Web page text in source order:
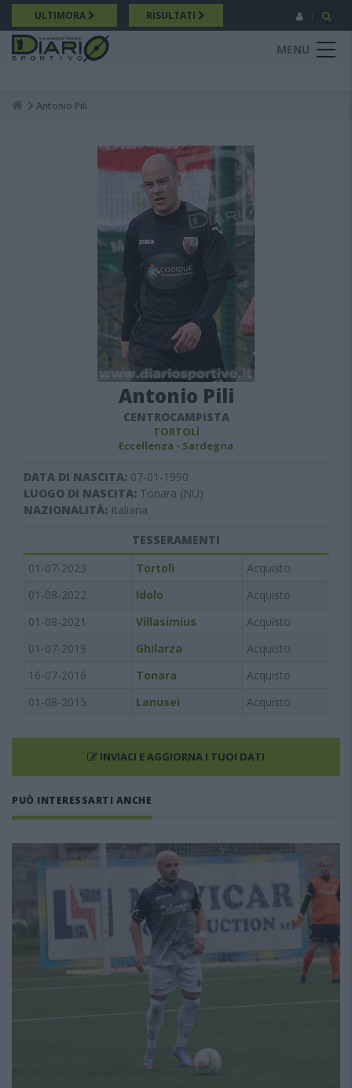
Salta
al
contenuto
principale
ULTIMORA RISULTATI
MENU
Breadcrumb
Antonio Pili
Antonio Pili
CENTROCAMPISTA
TORTOLÌ
Eccellenza - Sardegna
DATA DI NASCITA: 07-01-1990
LUOGO DI NASCITA: Tonara (NU)
NAZIONALITÀ: Italiana
TESSERAMENTI
01-07-2023
Tortolì
Acquisto
01-08-2022
Idolo
Acquisto
01-08-2021
Villasimius
Acquisto
01-07-2019
Ghilarza
Acquisto
16-07-2016
Tonara
Acquisto
01-08-2015
Lanusei Acquisto
INVIACI E AGGIORNA I TUOI DATI
PUÒ INTERESSARTI ANCHE